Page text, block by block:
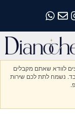
אלינואלינו
התקשרו אלינו
התקשרו אלינו
לוודא שאתם מקבלים
נשמח לתת לכם שירות